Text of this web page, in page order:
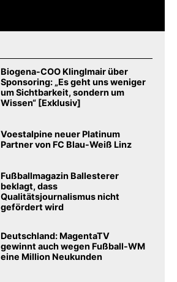
Biogena-COO Klinglmair über
Sponsoring: „Es geht uns weniger
um Sichtbarkeit, sondern um
Wissen“ [Exklusiv]
Voestalpine neuer Platinum
Partner von FC Blau-Weiß Linz
Fußballmagazin Ballesterer
beklagt, dass
Qualitätsjournalismus nicht
gefördert wird
Deutschland: MagentaTV
gewinnt auch wegen Fußball-WM
eine Million Neukunden